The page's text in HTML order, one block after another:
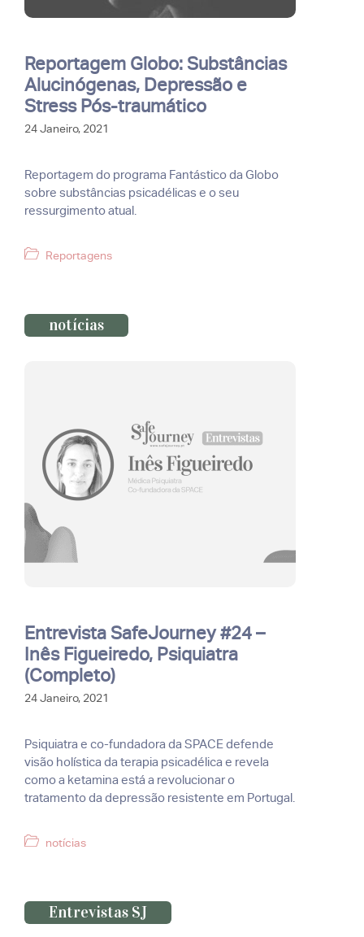
Reportagem Globo: Substâncias
Alucinógenas, Depressão e
Stress Pós-traumático
24 Janeiro, 2021
Reportagem do programa Fantástico da Globo
sobre substâncias psicadélicas e o seu
ressurgimento atual.
Categorias
Reportagens
notícias
Entrevista SafeJourney #24 –
Inês Figueiredo, Psiquiatra
(Completo)
24 Janeiro, 2021
Psiquiatra e co-fundadora da SPACE defende
visão holística da terapia psicadélica e revela
como a ketamina está a revolucionar o
tratamento da depressão resistente em Portugal.
Categorias
notícias
Entrevistas SJ